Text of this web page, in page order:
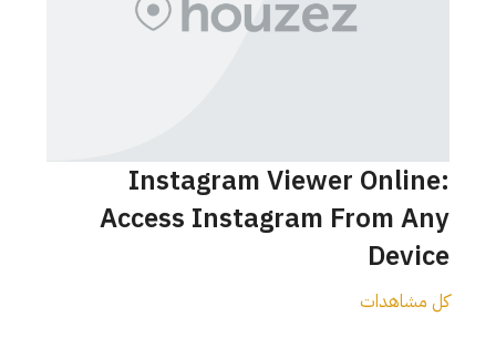
Instagram Viewer Online:
Access Instagram From Any
Device
كل مشاهدات